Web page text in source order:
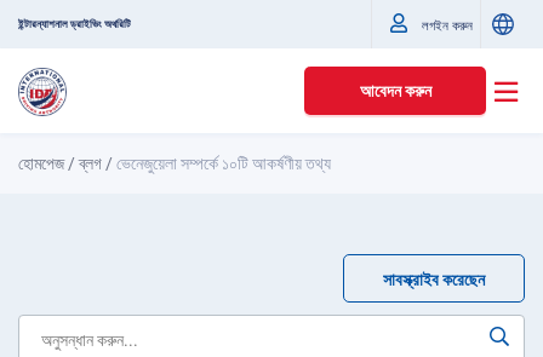
ইন্টারন্যাশনাল ড্রাইভিং অথরিটি লগইন করুন
আবেদন করুন
হোমপেজ/ব্লগ /ভেনেজুয়েলা সম্পর্কে ১০টি আকর্ষণীয় তথ্য
সাবস্ক্রাইব করেছেন